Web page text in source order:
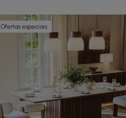
Ofertas especiais